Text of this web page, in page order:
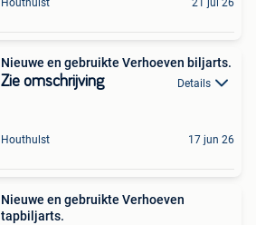
Houthulst 21 jul 26
Nieuwe en gebruikte Verhoeven biljarts.
Zie omschrijving Details
Houthulst 17 jun 26
Nieuwe en gebruikte Verhoeven
tapbiljarts.